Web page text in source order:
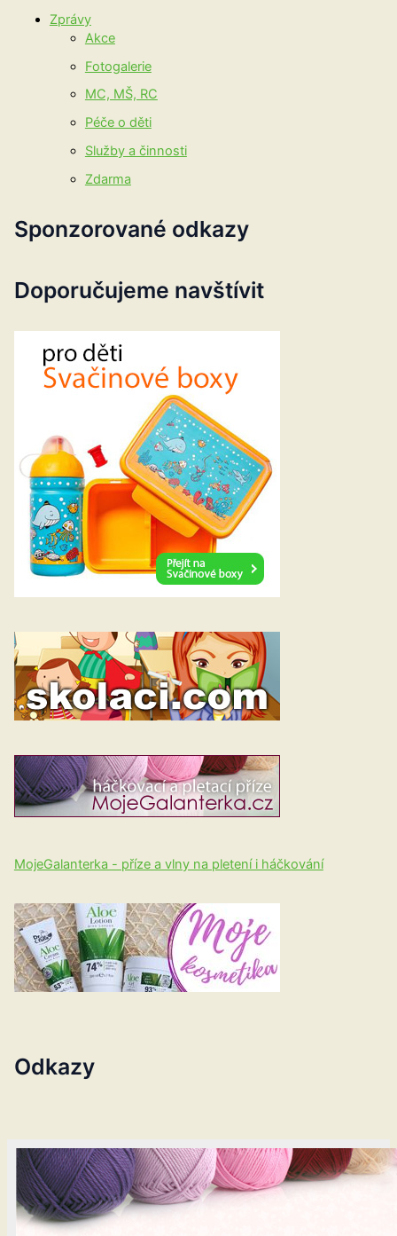
Zprávy
Akce
Fotogalerie
MC, MŠ, RC
Péče o děti
Služby a činnosti
Zdarma
Sponzorované odkazy
Doporučujeme navštívit
MojeGalanterka - příze a vlny na pletení i háčkování
Odkazy